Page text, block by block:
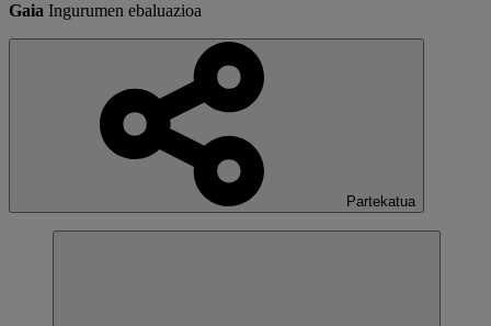
Gaia Ingurumen ebaluazioa
Partekatua